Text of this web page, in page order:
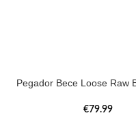
Pegador Bece Loose Raw
€79.99